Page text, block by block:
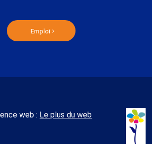
Emploi
web : Le plus du web